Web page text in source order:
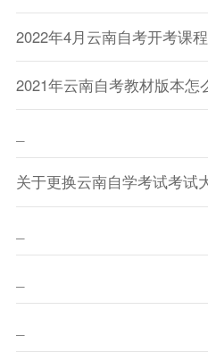
2022年4月云南自考开考课
2021年云南自考教材版本怎
关于更换云南自学考试考试